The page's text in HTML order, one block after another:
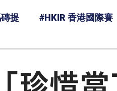
提 #HKIR 香港國際賽
珍惜